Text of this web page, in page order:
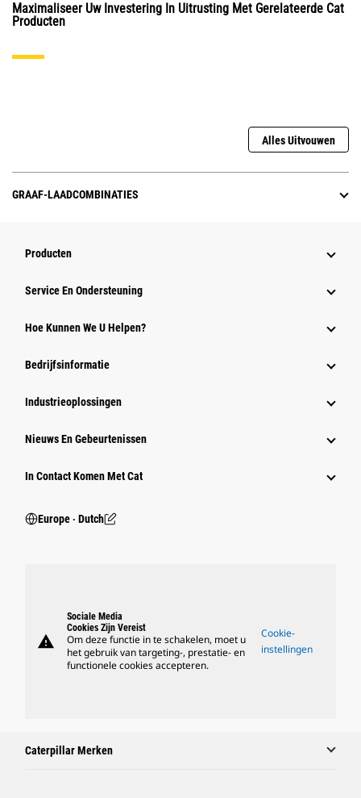
Maximaliseer Uw Investering In Uitrusting Met Gerelateerde Cat
Producten
Alles Uitvouwen
GRAAF-LAADCOMBINATIES
Producten
Service En Ondersteuning
Hoe Kunnen We U Helpen?
Bedrijfsinformatie
Industrieoplossingen
Nieuws En Gebeurtenissen
In Contact Komen Met Cat
Europe ‧ Dutch
warning
Sociale Media
Cookies Zijn Vereist
Om deze functie in te schakelen, moet u
het gebruik van targeting-, prestatie- en
functionele cookies accepteren.
Cookie-
instellingen
Caterpillar Merken